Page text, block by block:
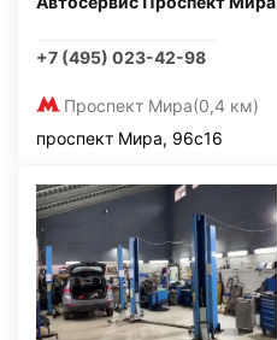
+7 (495) 023-42-98
Проспект Мира(0,4 км)
проспект Мира, 96с16